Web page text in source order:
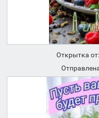
Открытка от: